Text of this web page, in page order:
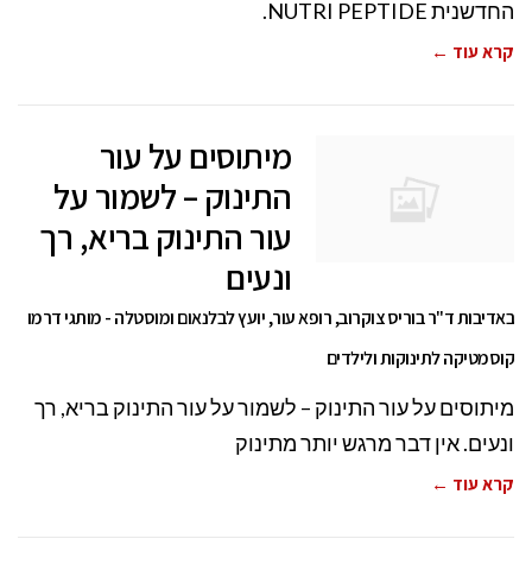
החדשנית NUTRI PEPTIDE.
קרא עוד ←
מיתוסים על עור
התינוק – לשמור על
עור התינוק בריא, רך
ונעים
באדיבות ד"ר בוריס צוקרוב, רופא עור, יועץ לבלנאום ומוסטלה - מותגי דרמו
קוסמטיקה לתינוקות ולילדים
מיתוסים על עור התינוק – לשמור על עור התינוק בריא, רך
ונעים. אין דבר מרגש יותר מתינוק
קרא עוד ←